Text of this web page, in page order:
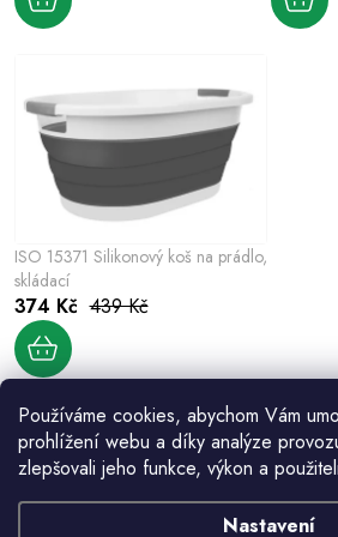
Používáme cookies, abychom Vám
prohlížení webu a díky analýze
zlepšovali jeho funkce, výkon a
Nastavení
tk
ů
ISO 15371 Silikonový koš na prádlo,
skládací
374 Kč 439 Kč
O
v